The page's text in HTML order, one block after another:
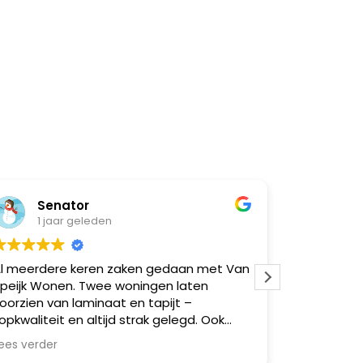
Senator
1 jaar geleden
meerdere keren zaken gedaan met Van
Wonen. Twee woningen laten
van laminaat en tapijt –
en altijd strak gelegd. Ook
vrienden via mij geholpen,
zeer tevreden. Betrouwbaar,
verder